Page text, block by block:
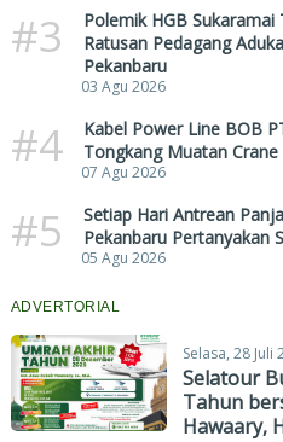
#3
Polemik HGB
Ratusan Pedagang
Pekanbaru
03 Agu 2026
#4
Kabel Power Line BOB
Tongkang Muatan
07 Agu 2026
#5
Setiap Hari Antrean
Pekanbaru Pertanyakan
05 Agu 2026
ADVERTORIAL
Selasa, 28 Juli
Selatour
Tahun
Hawaary,